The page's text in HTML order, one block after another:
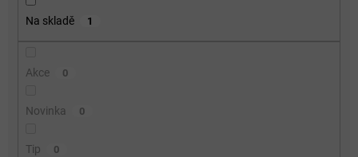
Na skladě 1
Akce 0
Novinka 0
Tip 0